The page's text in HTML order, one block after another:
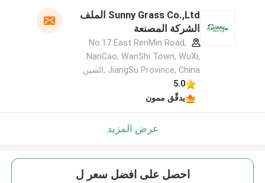
Sunny Grass Co.,Ltd الملف
الشركة المصنعة
No.17 East RenMin Road,
NanCao, WanShi Town, WuXi,
JiangSu Province, China ,الصين
5.0
يدقّق ممون
عرض المزيد
احصل على افضل سعر ل